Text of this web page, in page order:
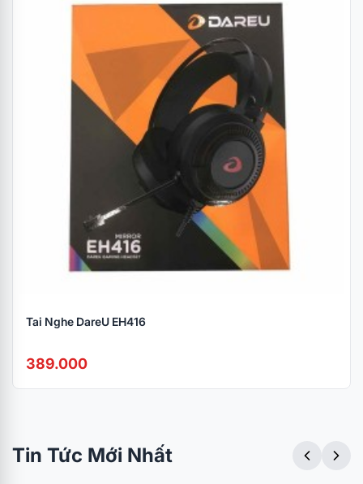
Tai Nghe DareU EH416
389.000
Tin Tức Mới Nhất